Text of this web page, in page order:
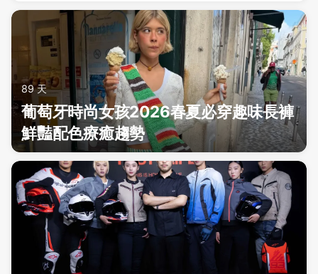
89 天
葡萄牙時尚女孩2026春夏必穿趣味長褲
鮮豔配色療癒趨勢